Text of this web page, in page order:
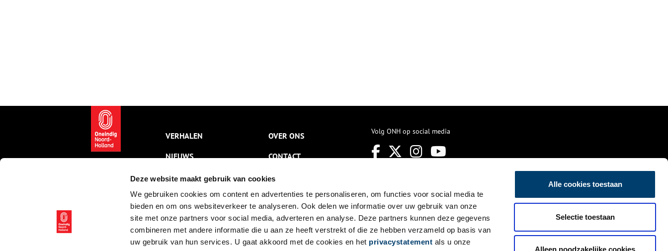
Deze website maakt gebruik van cookies
We gebruiken cookies om content en advertenties te personaliseren, om functies voor social media te
bieden en om ons websiteverkeer te analyseren. Ook delen we informatie over uw gebruik van onze
site met onze partners voor social media, adverteren en analyse. Deze partners kunnen deze gegevens
combineren met andere informatie die u aan ze heeft verstrekt of die ze hebben verzameld op basis van
uw gebruik van hun services. U gaat akkoord met de cookies en het privacystatement als u onze
Alle cookies toestaan
Selectie toestaan
Alleen noodzakelijke cookies
VERHALEN
NIEUWS
KALENDER
THEMA’S
ACTIVITEITEN
VIDEO’S
OVER ONS
CONTACT
NIEUWSBRIEF
DISCLAIMER
PRIVACY
TOEGANKELIJKHEID
Volg ONH op social media